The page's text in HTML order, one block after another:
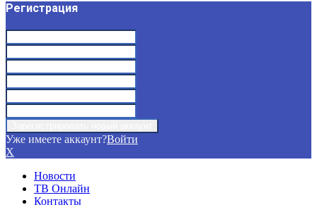
Регистрация
Уже имеете аккаунт?Войти
X
Новости
ТВ Онлайн
Контакты